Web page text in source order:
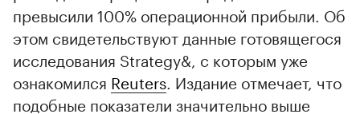
превысили 100% операционной прибыли. Об
этом свидетельствуют данные готовящегося
исследования Strategy&, с которым уже
ознакомился Reuters. Издание отмечает, что
подобные показатели значительно выше